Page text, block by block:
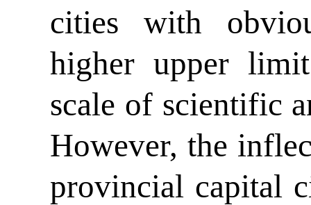
cities with
higher upper
scale of scientific
However, the
provincial capital